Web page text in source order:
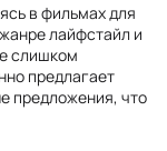
в фильмах для
лайфстайл и
слишком
предлагает
предложения, что